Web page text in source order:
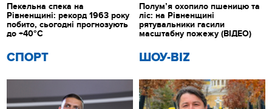
СПОРТ ШОУ-BIZ
Пекельна спека на
Рівненщині: рекорд 1963 року
побито, сьогодні прогнозують
до +40°C
Полум’я охопило пшеницю та
ліс: на Рівненщині
рятувальники гасили
масштабну пожежу (ВІДЕО)